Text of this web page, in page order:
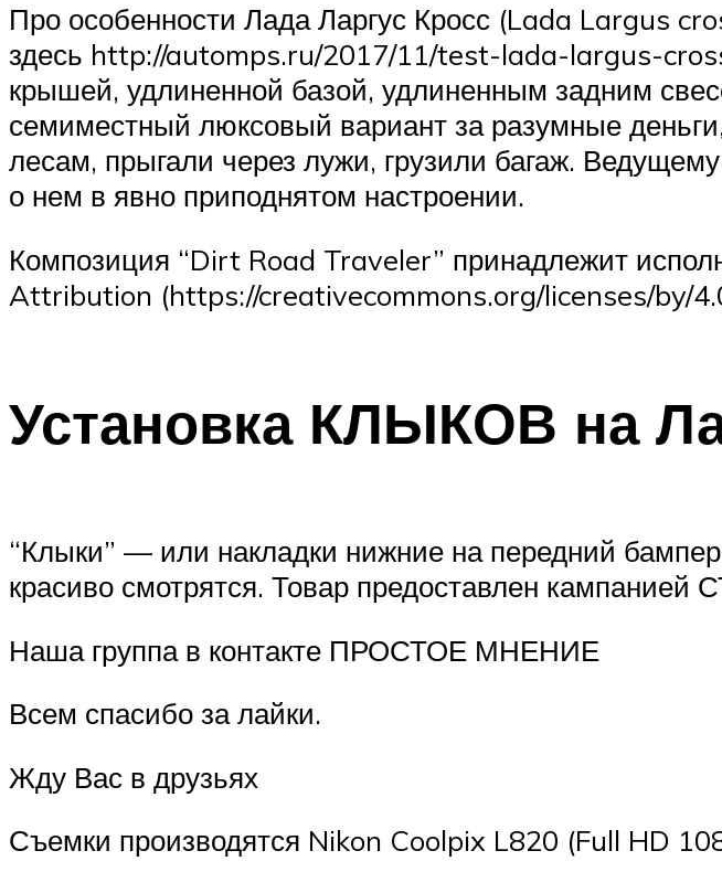
Про особенности Лада Ларгус Кросс (Lada Largus
здесь http://automps.ru/2017/11/test-lada-largus-
крышей, удлиненной базой, удлиненным задним
семиместный люксовый вариант за разумные
лесам, прыгали через лужи, грузили багаж.
о нем в явно приподнятом настроении.
Композиция “Dirt Road Traveler” принадлежит
Attribution (https://creativecommons.org/licenses/by/
Установка КЛЫКОВ на
“Клыки” — или накладки нижние на передний
красиво смотрятся. Товар предоставлен
Наша группа в контакте ПРОСТОЕ МНЕНИЕ
Всем спасибо за лайки.
Жду Вас в друзьях
Съемки производятся Nikon Coolpix L820 (Full HD